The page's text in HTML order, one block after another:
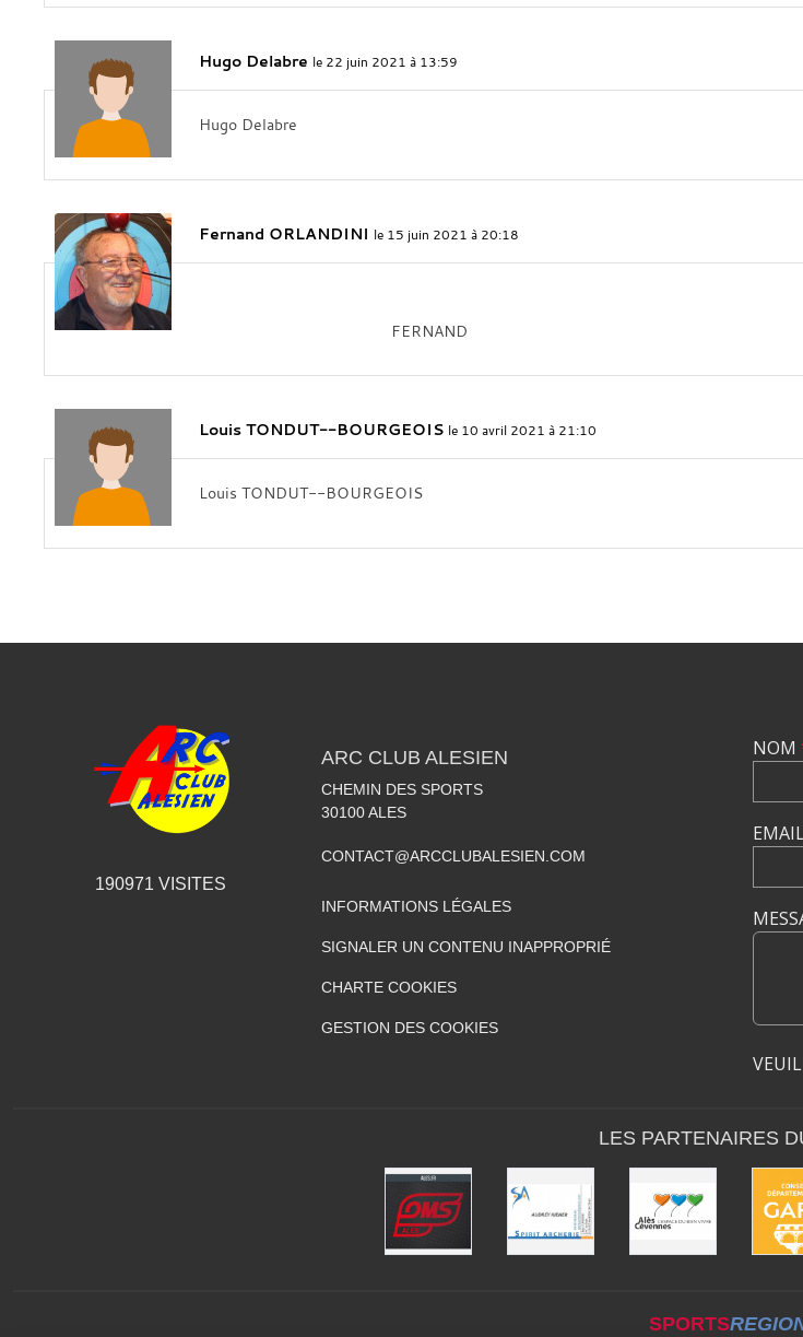
Hugo Delabre le 22 juin 2021 à 13:59
Hugo Delabre
Fernand ORLANDINI le 15 juin 2021 à 20:18
FERNAND
Louis TONDUT--BOURGEOIS le 10 avril 2021 à 21:10
Louis TONDUT--BOURGEOIS
190971 VISITES
ARC CLUB ALESIEN
CHEMIN DES SPORTS
30100ALES
CONTACT@ARCCLUBALESIEN.COM
INFORMATIONS LÉGALES
SIGNALER UN CONTENU INAPPROPRIÉ
CHARTE COOKIES
GESTION DES COOKIES
NOM
LES PARTENAIRES
SPORTS